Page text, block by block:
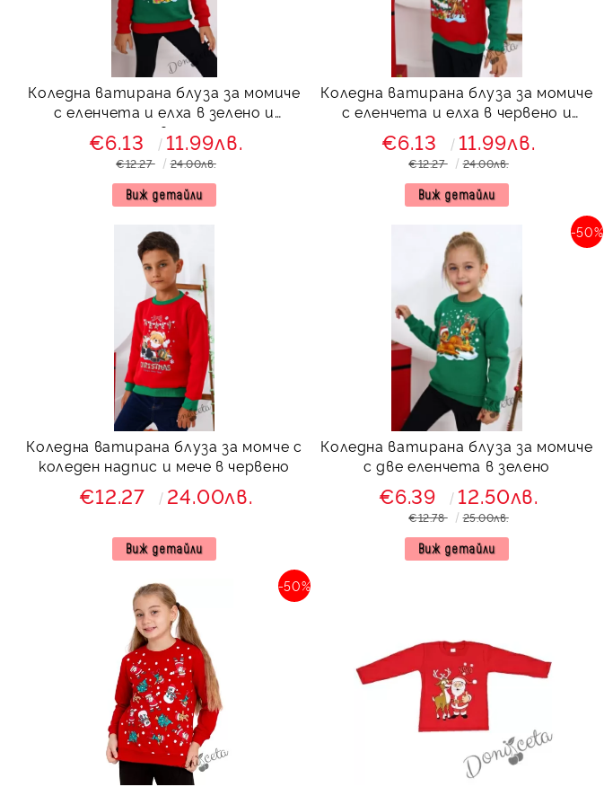
Коледна ватирана блуза за момиче
с еленчета и елха в зелено и
червено
€6.13 11.99лв.
€12.27 24.00лв.
Виж детайли
Коледна ватирана блуза за момиче
с еленчета и елха в червено и
зелено
€6.13 11.99лв.
€12.27 24.00лв.
Виж детайли
Коледна ватирана блуза за момче с
коледен надпис и мече в червено
€12.27 24.00лв.
Виж детайли
Коледна ватирана блуза за момиче
с две еленчета в зелено
-50%
€6.39 12.50лв.
€12.78 25.00лв.
Виж детайли
-50%